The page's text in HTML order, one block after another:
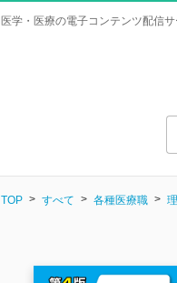
医学・医療の電子コンテンツ配信
TOP すべて 各種医療職